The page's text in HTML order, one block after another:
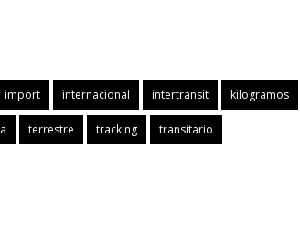
import internacional intertransit kilogramos
terrestre tracking transitario